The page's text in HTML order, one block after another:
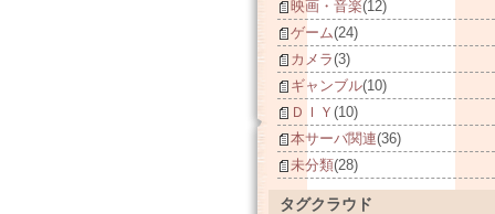
映画・音楽(12)
ゲーム(24)
カメラ(3)
ギャンブル(10)
ＤＩＹ (10)
本サーバ関連(36)
未分類(28)
タグクラウド